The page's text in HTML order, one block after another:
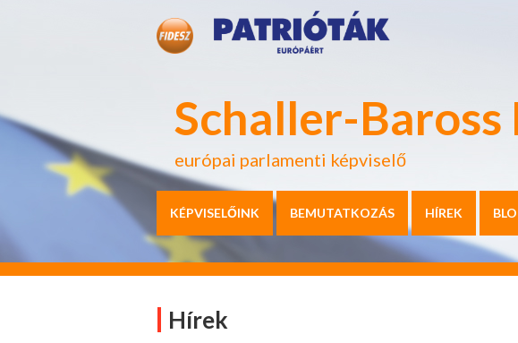
Schaller-Baross
európai parlamenti képviselő
KÉPVISELŐINK BEMUTATKOZÁS HÍREK
Hírek